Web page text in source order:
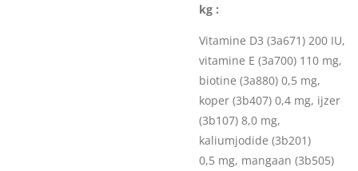
kg :
Vitamine D3 (3a671) 200 IU,
vitamine E (3a700) 110 mg,
biotine (3a880) 0,5 mg,
koper (3b407) 0,4 mg, ijzer
(3b107) 8,0 mg,
kaliumjodide (3b201)
0,5 mg, mangaan (3b505)